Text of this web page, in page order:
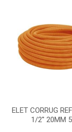
ELET CORRUG
1/2'' 20MM